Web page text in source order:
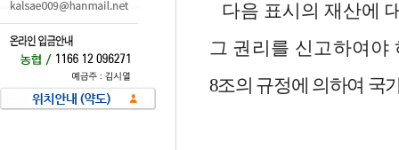
다음 표시의 재산에
그 권리를 신고하여야
8조의 규정에 의하여 국